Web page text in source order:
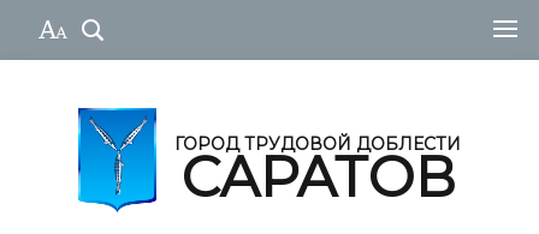
ГОРОД ТРУДОВОЙ ДОБЛЕСТИ
САРАТОВ